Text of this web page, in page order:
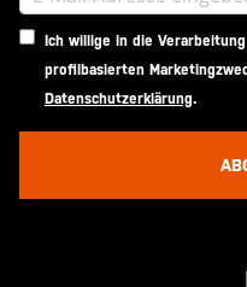
Ich willige in die
profilbasierten
Datenschutzerklärung.